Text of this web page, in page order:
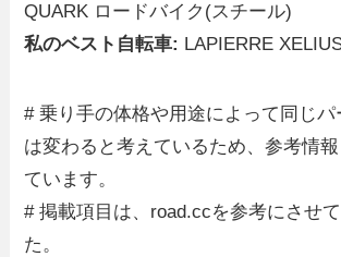
QUARK ロードバイク(スチール)
私のベスト自転車: LAPIERRE
# 乗り手の体格や用途によって同じパ
は変わると考えているため、参考情
ています。
# 掲載項目は、road.ccを参考にさせ
た。